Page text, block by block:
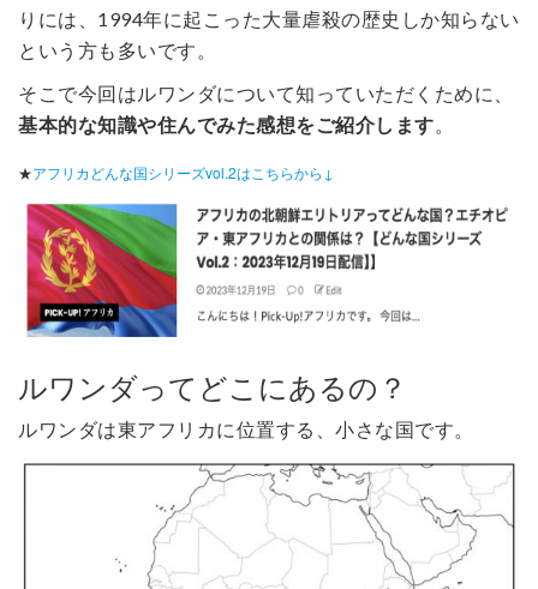
りには、1994年に起こった大量虐殺の歴史しか知らない
という方も多いです。
そこで今回はルワンダについて知っていただくために、
基本的な知識や住んでみた感想をご紹介します。
★アフリカどんな国シリーズvol.2はこちらから↓
ルワンダってどこにあるの？
ルワンダは東アフリカに位置する、小さな国です。